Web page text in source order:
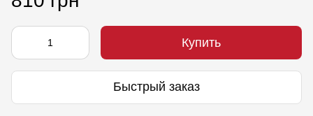
Купить
Быстрый заказ